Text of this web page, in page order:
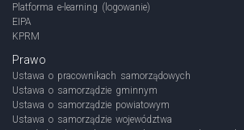
Platforma e-learning (logowanie)
EIPA
KPRM
Prawo
Ustawa o pracownikach samorządowych
Ustawa o samorządzie gminnym
Ustawa o samorządzie powiatowym
Ustawa o samorządzie województwa